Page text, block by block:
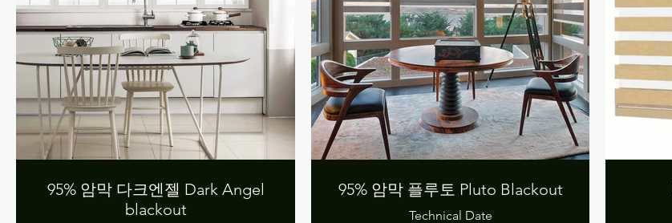
95% 암막 다크엔젤 Dark Angel
blackout
95% 암막 플루토 Pluto Blackout
Technical Date